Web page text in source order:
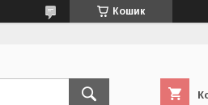
Кошик